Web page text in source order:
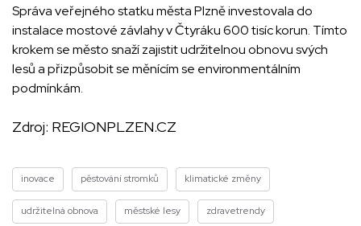
Správa veřejného statku města Plzně investovala do
instalace mostové závlahy v Čtyráku 600 tisíc korun. Tímto
krokem se město snaží zajistit udržitelnou obnovu svých
lesů a přizpůsobit se měnícím se environmentálním
podmínkám.
Zdroj: REGIONPLZEN.CZ
inovace pěstování stromků klimatické změny
udržitelná obnova městské lesy zdravetrendy